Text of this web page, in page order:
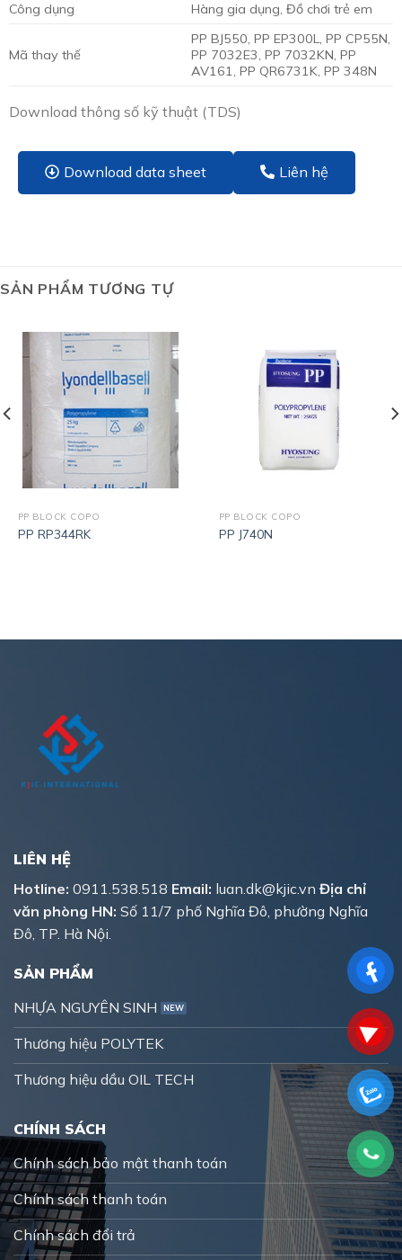
Công dụng
Hàng gia dụng, Đồ chơi trẻ em
Mã thay thế
PP BJ550, PP EP300L, PP CP55N,
PP 7032E3, PP 7032KN, PP
AV161, PP QR6731K, PP 348N
Download thông số kỹ thuật (TDS)
Download data sheet Liên hệ
SẢN PHẨM TƯƠNG TỰ
PP BLOCK COPO
PP RP344RK
PP BLOCK COPO
PP J740N
LIÊN HỆ
Hotline: 0911.538.518 Email: luan.dk@kjic.vn Địa chỉ
văn phòng HN: Số 11/7 phố Nghĩa Đô, phường Nghĩa
Đô, TP. Hà Nội.
SẢN PHẨM
NHỰA NGUYÊN SINH
Thương hiệu POLYTEK
Thương hiệu dầu OIL TECH
CHÍNH SÁCH
Chính sách bảo mật thanh toán
Chính sách thanh toán
Chính sách đổi trả